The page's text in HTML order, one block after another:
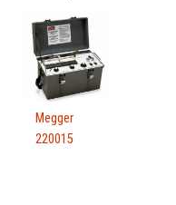
Megger
220015